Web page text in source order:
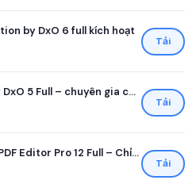
by DxO 6 full kích hoạt
Tải
Tải Nik Collection by DxO 5 Full – chuyên gia chỉnh sửa ảnh
Tải
Tải phần mềm Foxit PDF Editor Pro 12 Full – Chỉnh sửa file PDF
Tải